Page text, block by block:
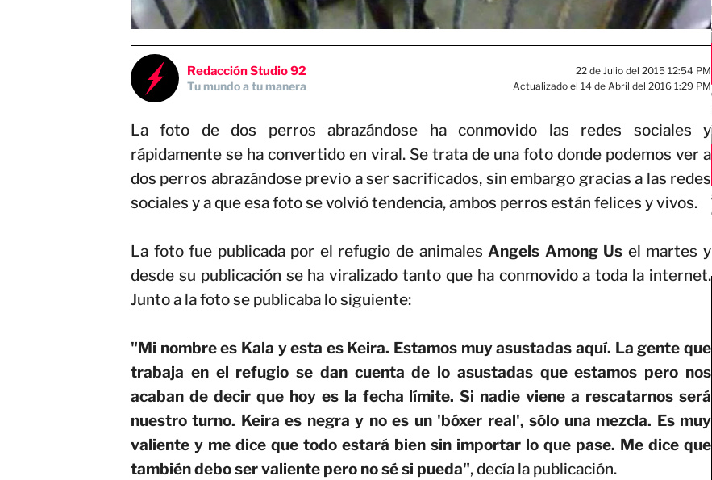
Redacción Studio 92
Tu mundo a tu manera
22 de Julio del 2015 12:54 PM
Actualizado el 14 de Abril del 2016 1:29 PM
La foto de dos perros abrazándose ha conmovido las redes sociales y
rápidamente se ha convertido en viral. Se trata de una foto donde podemos ver a
dos perros abrazándose previo a ser sacrificados, sin embargo gracias a las redes
sociales y a que esa foto se volvió tendencia, ambos perros están felices y vivos.
La foto fue publicada por el refugio de animalesAngels Among Us el martes y
desde su publicación se ha viralizado tanto que ha conmovido a toda la internet.
Junto a la foto se publicaba lo siguiente:
"Mi nombre es Kala y esta es Keira. Estamos muy asustadas aquí. La gente que
trabaja en el refugio se dan cuenta de lo asustadas que estamos pero nos
acaban de decir que hoy es la fecha límite. Si nadie viene a rescatarnos será
nuestro turno. Keira es negra y no es un 'bóxer real', sólo una mezcla. Es muy
valiente y me dice que todo estará bien sin importar lo que pase. Me dice que
también debo ser valiente pero no sé si pueda", decía la publicación.